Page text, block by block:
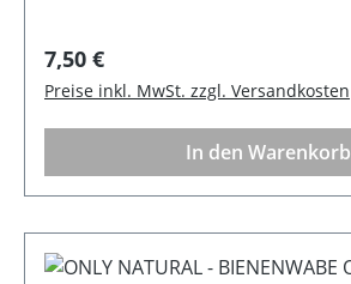
Regulärer Preis:
7,50 €
Preise inkl. MwSt. zzgl. Versandkosten
In den Warenkorb